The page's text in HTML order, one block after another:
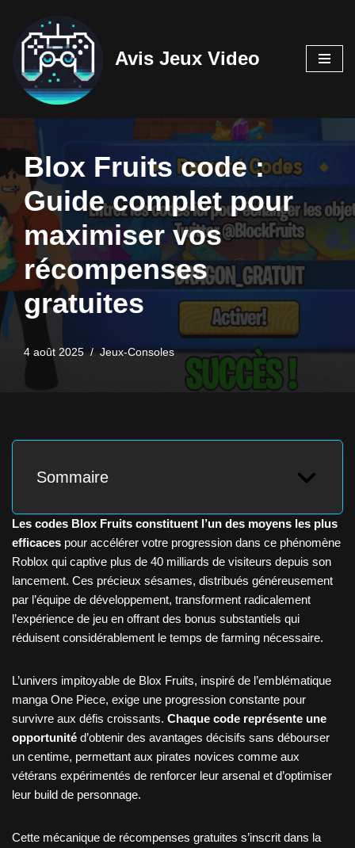
Aller
contenu
Avis Jeux Video
Blox Fruits code :
Guide complet pour
maximiser vos
récompenses
gratuites
4 août 2025 Jeux-Consoles
Sommaire
Les codes Blox Fruits constituent l’un des moyens les plus
efficaces pour accélérer votre progression dans ce phénomène
Roblox qui captive plus de 40 milliards de visiteurs depuis son
lancement. Ces précieux sésames, distribués généreusement
par l’équipe de développement, transforment radicalement
l’expérience de jeu en offrant des bonus substantiels qui
réduisent considérablement le temps de farming nécessaire.
L’univers impitoyable de Blox Fruits, inspiré de l’emblématique
manga One Piece, exige une progression constante pour
survivre aux défis croissants. Chaque code représente une
opportunité d’obtenir des avantages décisifs sans débourser
un centime, permettant aux pirates novices comme aux
vétérans expérimentés de renforcer leur arsenal et d’optimiser
leur build de personnage.
Cette mécanique de récompenses gratuites s’inscrit dans la